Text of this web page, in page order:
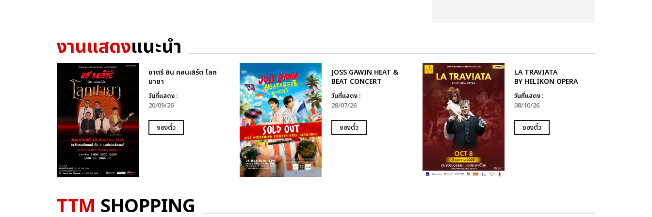
งานแสดงแนะนำ
ชาตรี อิน คอนเสิร์ต โลก
มายา
วันที่แสดง :
20/09/26
จองตั๋ว
JOSS GAWIN HEAT &
BEAT CONCERT
วันที่แสดง :
28/07/26
จองตั๋ว
LA TRAVIATA
BY HELIKON OPERA
วันที่แสดง :
08/10/26
จองตั๋ว
TTM SHOPPING